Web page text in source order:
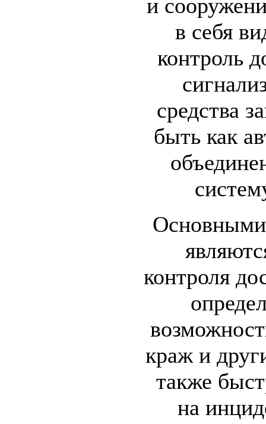
и
в себя
контроль
средства
быть как
контроля
краж и
также
на